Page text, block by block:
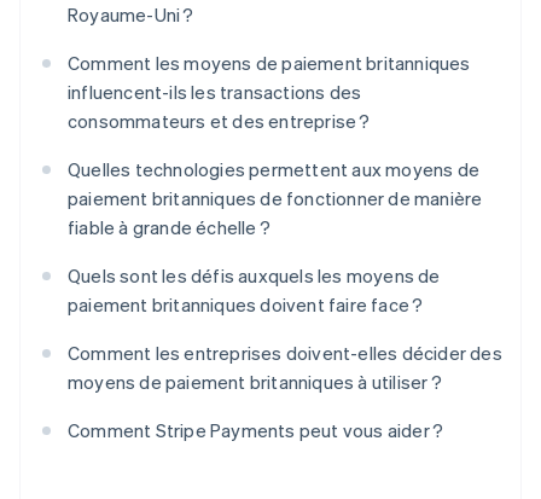
Royaume-Uni ?
Comment les moyens de paiement britanniques
influencent-ils les transactions des
consommateurs et des entreprise ?
Quelles technologies permettent aux moyens de
paiement britanniques de fonctionner de manière
fiable à grande échelle ?
Quels sont les défis auxquels les moyens de
paiement britanniques doivent faire face ?
Comment les entreprises doivent-elles décider des
moyens de paiement britanniques à utiliser ?
Comment Stripe Payments peut vous aider ?